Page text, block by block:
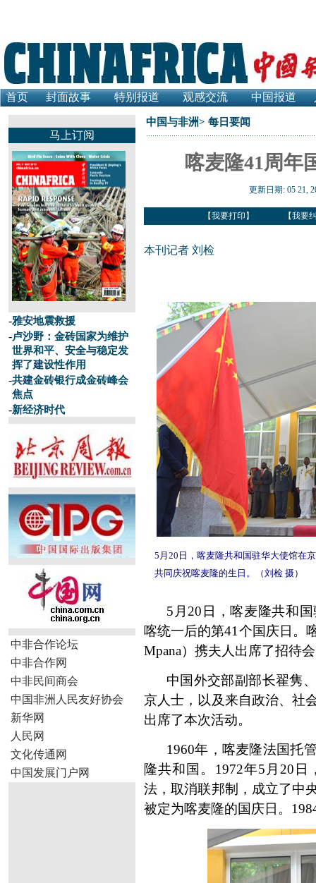
首页 封面故事 特别报道 观感交流 中国报道
马上订阅
-雅安地震救援
-卢沙野：金砖国家为维护
世界和平、安全与稳定发
挥了建设性作用
-共建金砖银行成金砖峰会
焦点
-新经济时代
中非合作论坛
中非合作网
中非民间商会
中国非洲人民友好协会
新华网
人民网
文化传通网
中国发展门户网
中国与非洲> 每日要闻
喀麦隆41周年
更新日期: 05 21,
【我要打印 】 【我要
本刊记者 刘检
5月20日，喀麦隆共和国驻华大使馆在
共同庆祝喀麦隆的生日。（刘检 摄）
5 月 20 日，喀麦隆共和
喀统一后的第41 个国庆日。
Mpana）携夫人出席了招待
中国外交部副部长翟隽
京人士，以及来自政治、社
出席了本次活动。
1960年，喀麦隆法国托
隆共和国。 1972年5 月 20 日
法，取消联邦制，成立了中
被定为喀麦隆的国庆日。